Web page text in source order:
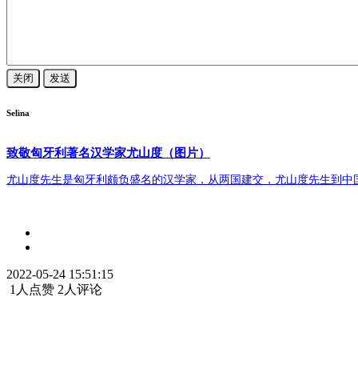
关闭 发送
Selina
致敬匈牙利著名汉学家尤山度（图片）
尤山度先生是匈牙利颇负盛名的汉学家，从两国建交，尤山度先生到
2022-05-24 15:51:15
1人点赞 2人评论